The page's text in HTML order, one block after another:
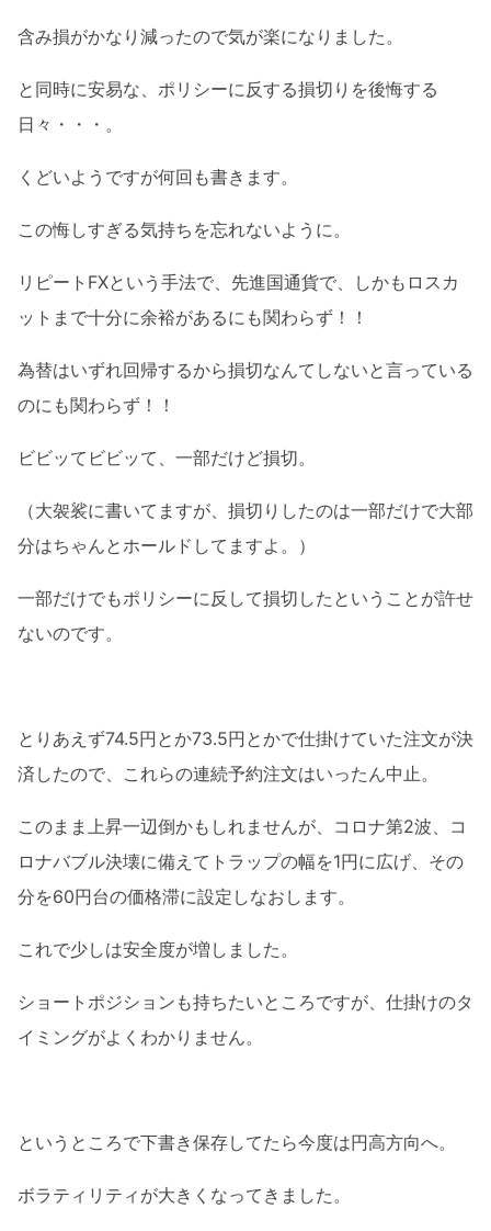
含み損がかなり減ったので気が楽になりました。
と同時に安易な、ポリシーに反する損切りを後悔する
日々・・・。
くどいようですが何回も書きます。
この悔しすぎる気持ちを忘れないように。
リピートFXという手法で、先進国通貨で、しかもロスカ
ットまで十分に余裕があるにも関わらず！！
為替はいずれ回帰するから損切なんてしないと言っている
のにも関わらず！！
ビビッてビビッて、一部だけど損切。
（大袈裟に書いてますが、損切りしたのは一部だけで大部
分はちゃんとホールドしてますよ。）
一部だけでもポリシーに反して損切したということが許せ
ないのです。
とりあえず74.5円とか73.5円とかで仕掛けていた注文が決
済したので、これらの連続予約注文はいったん中止。
このまま上昇一辺倒かもしれませんが、コロナ第2波、コ
ロナバブル決壊に備えてトラップの幅を1円に広げ、その
分を60円台の価格滞に設定しなおします。
これで少しは安全度が増しました。
ショートポジションも持ちたいところですが、仕掛けのタ
イミングがよくわかりません。
というところで下書き保存してたら今度は円高方向へ。
ボラティリティが大きくなってきました。